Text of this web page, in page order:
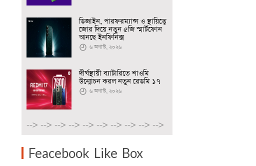
ডিজাইন, পারফরম্যান্স ও স্থায়িত্বে
জোর দিয়ে নতুন ৫জি স্মার্টফোন
আনছে ইনফিনিক্স
৬ অগাস্ট, ২০২৬
দীর্ঘস্থায়ী ব্যাটারিতে শাওমি
উন্মোচন করল নতুন রেডমি ১৭
৬ অগাস্ট, ২০২৬
--> --> --> --> --> --> --> --> --> -->
Feacebook Like Box